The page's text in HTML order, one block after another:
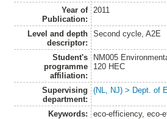
Year of
Publication:
2011
Level and depth
descriptor:
Second cycle, A2E
Student's
programme
affiliation:
NM005
120 HEC
Supervising
department:
(NL, NJ) > Dept. of
Keywords:
eco-efficiency, eco-